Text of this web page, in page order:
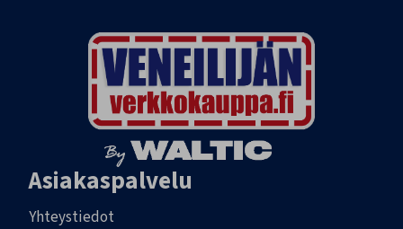
Asiakaspalvelu
Yhteystiedot